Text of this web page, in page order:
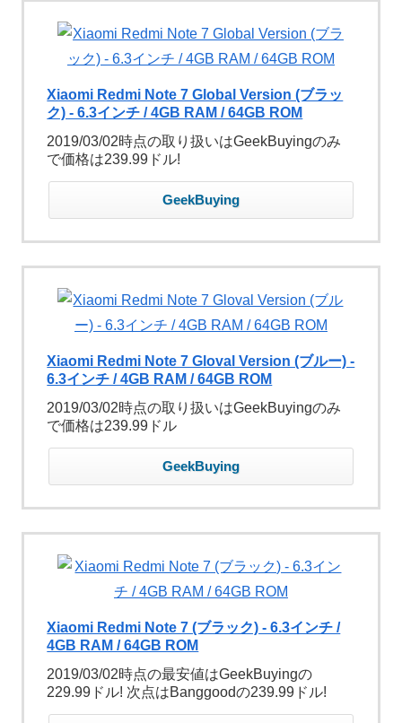
Xiaomi Redmi Note 7 Global Version (ブラッ
ク) - 6.3インチ / 4GB RAM / 64GB ROM
2019/03/02時点の取り扱いはGeekBuyingのみ
で価格は239.99ドル!
GeekBuying
Xiaomi Redmi Note 7 Gloval Version (ブルー) -
6.3インチ / 4GB RAM / 64GB ROM
2019/03/02時点の取り扱いはGeekBuyingのみ
で価格は239.99ドル
GeekBuying
Xiaomi Redmi Note 7 (ブラック) - 6.3インチ /
4GB RAM / 64GB ROM
2019/03/02時点の最安値はGeekBuyingの
229.99ドル! 次点はBanggoodの239.99ドル!